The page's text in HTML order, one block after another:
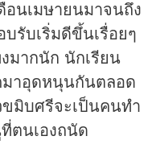
อนเมษายนมาจนถึง
รับเริ่มดีขึ้นเรื่อยๆ
มากนัก นักเรียน
าอุดหนุนกันตลอด
มิบศรีจะเป็นคนทำ
ตนเองถนัด